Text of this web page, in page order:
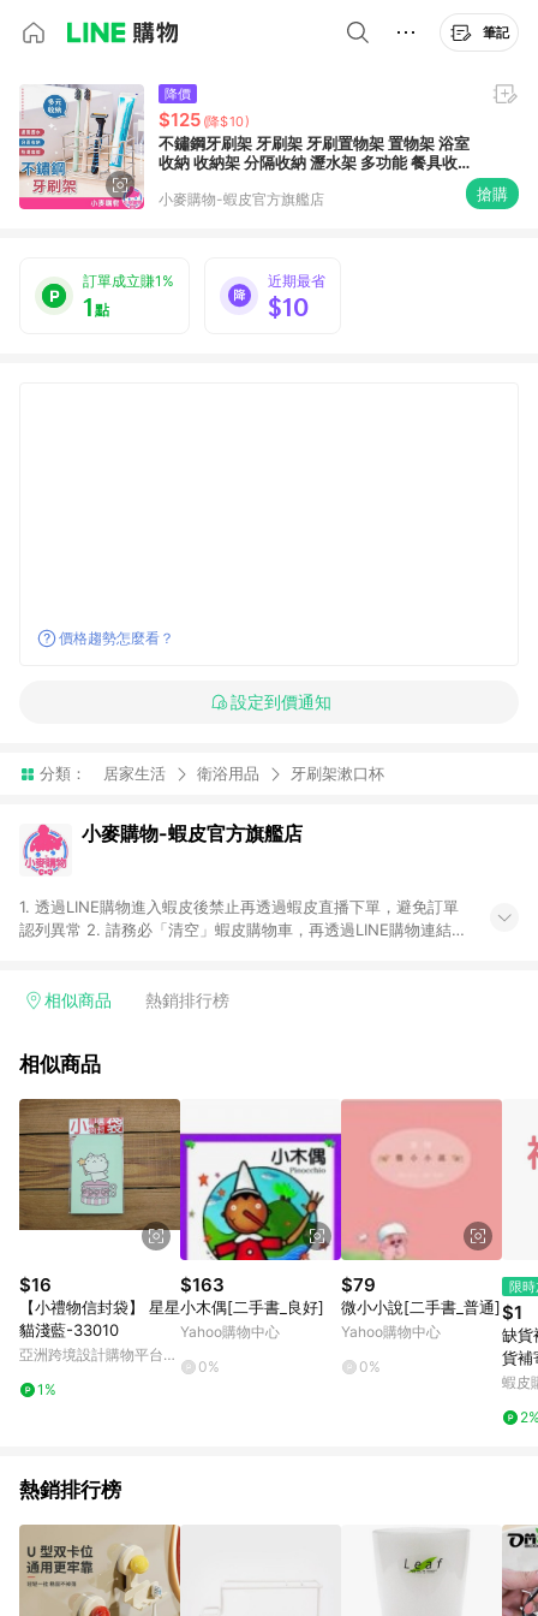
筆記
降價
$125 (降$10)
不鏽鋼牙刷架 牙刷架 牙刷置物架 置物架 浴室
收納 收納架 分隔收納 瀝水架 多功能 餐具收納
小麥購物-蝦皮官方旗艦店 搶購
訂單成立賺1%
1點
近期最省
$10
價格趨勢怎麼看？
設定到價通知
分類： 居家生活 衛浴用品 牙刷架漱口杯
小麥購物-蝦皮官方旗艦店
1. 透過LINE購物進入蝦皮後禁止再透過蝦皮直播下單，避免訂單
認列異常 2. 請務必「清空」蝦皮購物車，再透過LINE購物連結至
交易後，想下第二張訂單，請重新從LINE購物連結至蝦皮商店進
隸屬於蝦皮商城，點數回饋請依照「蝦皮超市」商店頁為主。 6.
主。 7. 點數回饋將依照蝦皮提供扣除折價券、運費與蝦幣後之最
終金額進行計算。 8. 同一商品品項(即便不同尺寸規格)，皆會計
入同一筆返點上限進行計算 9. 用戶需於同一瀏覽器進行交易（若
自動跳轉 APP，請在 APP交易）。 10. 若使用不同物流或付款方
式，將拆分成不同筆訂單編號發送通知。 11. 若使用折價券折抵，
可能會有攤提折抵導致訂單金額些微落差 12. 蝦皮會將LINE的導
購跳轉紀錄與蝦皮的會員ID進行綁定，若後續七天內未透過其他
媒體來源導入蝦皮官網，則七天內於該蝦皮帳號下訂的首筆訂單
會被蝦皮認列為該LINE用戶導購跳轉時所成立之訂單。 13. 若同
一用戶使用一個以上蝦皮帳號透過LINE購物進行導購，將可能導
致無法收到導購通知，亦可能無法收到點數，再請留意。 14. 請
注意以下行為將可能導致無法取得 LINE POINTS 點數回饋資格：
使用非指定之途徑及方式完成交易，或經由蝦皮系統判斷點擊路
LINE購物訂單紀錄已呈現：「非本次前往蝦皮商店之品項，不符
合回饋資格」，則不受理此案件。 [注意事項] 1.如導購途中用戶
由網頁版(電腦版/手機版網頁)切換為 App 會造成追蹤中斷而無法
進行 LINE POINTS 回饋 2.若購買過程中關閉蝦皮APP，則需重
新透過LINE購物前往蝦皮商城，否則無法進行LINE POINTS 回
饋。 / 3.如用戶先前往蝦皮商城將商品加入購物車，後續透過
相似商品 熱銷排行榜
相似商品
$16
【小禮物信封袋】 星星
貓淺藍-33010
亞洲跨境設計購物平台
1%
$163
小木偶[二手書_良好]
Yahoo購物中心
0%
$79
微小小說[二手書_普通]
Yahoo購物中心
0%
限
$1
缺貨
貨補
聊
蝦皮
熱銷排行榜